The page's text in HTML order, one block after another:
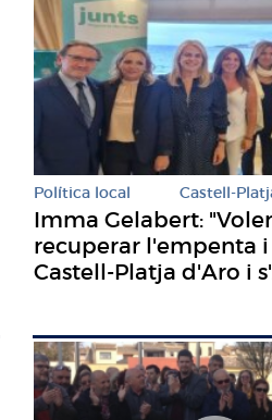
Política local Castell-
Imma Gelabert:
recuperar l'empenta i
Castell-Platja d'Aro i